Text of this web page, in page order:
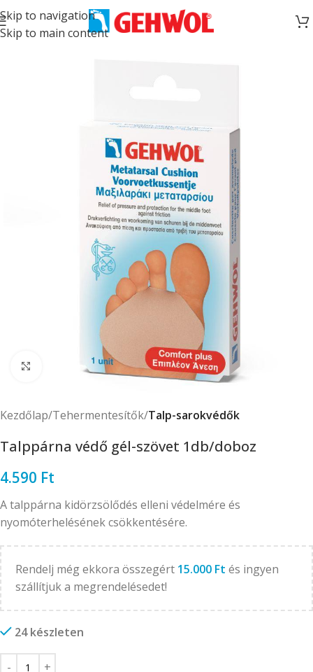
Skip to navigation
Skip to main content
Click to enlarge
Kezdőlap Tehermentesítők Talp-sarokvédők
Talppárna védő gél-szövet 1db/doboz
4.590 Ft
A talppárna kidörzsölődés elleni védelmére és
nyomóterhelésének csökkentésére.
Rendelj még ekkora összegért 15.000 Ft és ingyen
szállítjuk a megrendelésedet!
24 készleten